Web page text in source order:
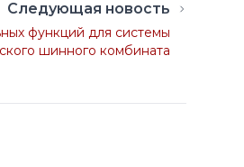
Следующая новость
функций для системы
шинного комбината